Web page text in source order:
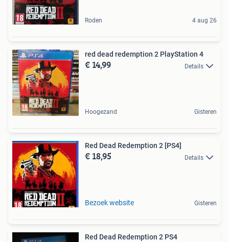
Roden 4 aug 26
red dead redemption 2 PlayStation 4
€ 14,99 Details
Hoogezand Gisteren
Red Dead Redemption 2 [PS4]
€ 18,95 Details
Bezoek website Gisteren
Red Dead Redemption 2 PS4